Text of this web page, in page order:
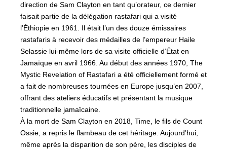
direction de Sam Clayton en tant qu’orateur, ce dernier
faisait partie de la délégation rastafari qui a visité
l’Éthiopie en 1961. Il était l’un des douze émissaires
rastafaris à recevoir des médailles de l’empereur Haile
Selassie lui-même lors de sa visite officielle d’État en
Jamaïque en avril 1966. Au début des années 1970, The
Mystic Revelation of Rastafari a été officiellement formé et
a fait de nombreuses tournées en Europe jusqu’en 2007,
offrant des ateliers éducatifs et présentant la musique
traditionnelle jamaïcaine.
À la mort de Sam Clayton en 2018, Time, le fils de Count
Ossie, a repris le flambeau de cet héritage. Aujourd’hui,
même après la disparition de son père, les disciples de